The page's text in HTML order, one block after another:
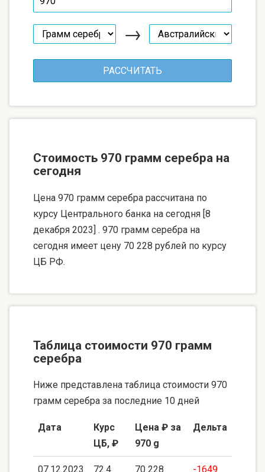
→
Стоимость 970 грамм серебра на
сегодня
Цена 970 грамм серебра рассчитана по
курсу Центрального банка на сегодня [8
декабря 2023] . 970 грамм серебра на
сегодня имеет цену 70 228 рублей по курсу
ЦБ РФ.
Таблица стоимости 970 грамм
серебра
Ниже представлена таблица стоимости 970
грамм серебра за последние 10 дней
Дата
Курс
ЦБ, ₽
Цена ₽ за
970 g
Дельта
07.12.2023 72.4 70 228 -1649